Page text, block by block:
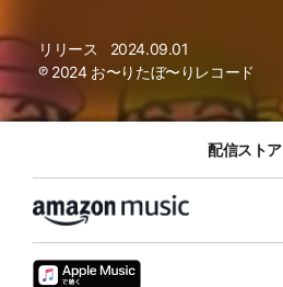
リリース
2024.09.01
℗ 2024 お〜りたぼ〜りレコード
配信ストア